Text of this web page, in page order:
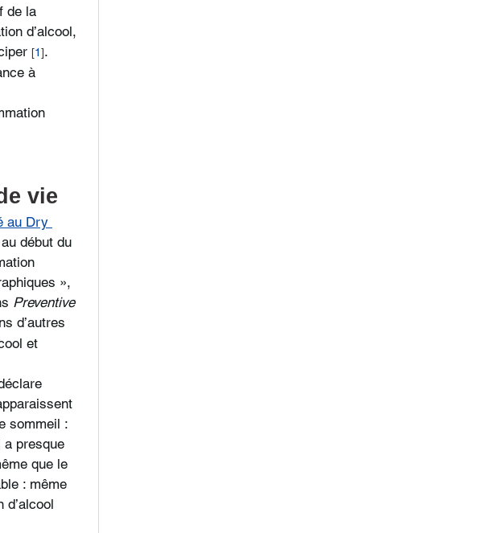
de la
d’alcool,
[1].
à
vie
au Dry
début du
»,
Preventive
d’autres
et
sommeil :
a presque
que le
: même